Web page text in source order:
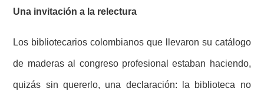
Una invitación a la relectura
Los bibliotecarios colombianos que llevaron su catálogo
de maderas al congreso profesional estaban haciendo,
quizás sin quererlo, una declaración: la biblioteca no